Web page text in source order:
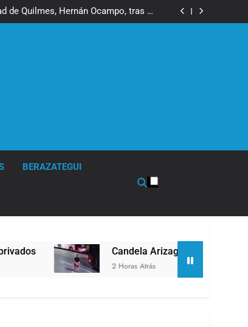
de Quilmes, Hernán Ocampo, tras la
difusión de chats privados
«brote psicótico» por consumo con
de Quilmes, Hernán Ocampo, tras la
«brote psicótico» por consumo con
y rechazó el pedido del peronismo
BERAZATEGUI
Candela Arizaga confirmó que tuvo
2 Horas Atrás